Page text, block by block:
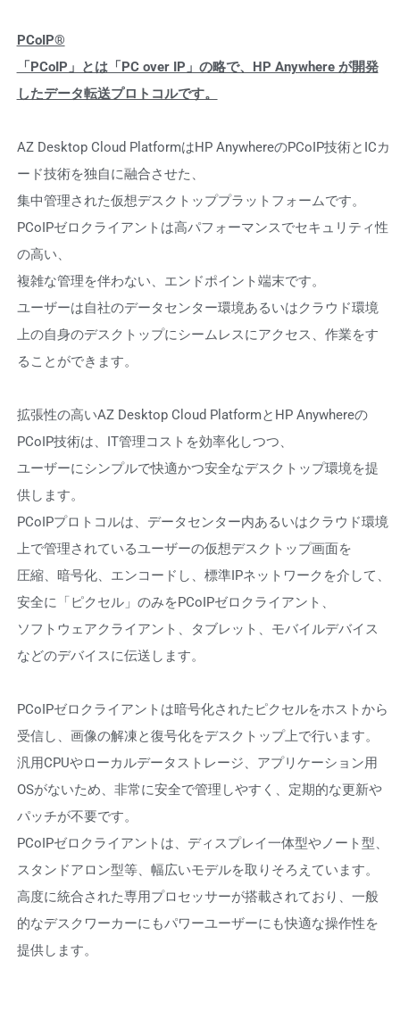
PCoIP®
「PCoIP」とは「PC over IP」の略で、HP Anywhere が開発
したデータ転送プロトコルです。
AZ Desktop Cloud PlatformはHP AnywhereのPCoIP技術とICカ
ード技術を独自に融合させた、
集中管理された仮想デスクトッププラットフォームです。
PCoIPゼロクライアントは高パフォーマンスでセキュリティ性
の高い、
複雑な管理を伴わない、エンドポイント端末です。
ユーザーは自社のデータセンター環境あるいはクラウド環境
上の自身のデスクトップにシームレスにアクセス、作業をす
ることができます。
拡張性の高いAZ Desktop Cloud PlatformとHP Anywhereの
PCoIP技術は、IT管理コストを効率化しつつ、
ユーザーにシンプルで快適かつ安全なデスクトップ環境を提
供します。
PCoIPプロトコルは、データセンター内あるいはクラウド環境
上で管理されているユーザーの仮想デスクトップ画面を
圧縮、暗号化、エンコードし、標準IPネットワークを介して、
安全に「ピクセル」のみをPCoIPゼロクライアント、
ソフトウェアクライアント、タブレット、モバイルデバイス
などのデバイスに伝送します。
PCoIPゼロクライアントは暗号化されたピクセルをホストから
受信し、画像の解凍と復号化をデスクトップ上で行います。
汎用CPUやローカルデータストレージ、アプリケーション用
OSがないため、非常に安全で管理しやすく、定期的な更新や
パッチが不要です。
PCoIPゼロクライアントは、ディスプレイ一体型やノート型、
スタンドアロン型等、幅広いモデルを取りそろえています。
高度に統合された専用プロセッサーが搭載されており、一般
的なデスクワーカーにもパワーユーザーにも快適な操作性を
提供します。